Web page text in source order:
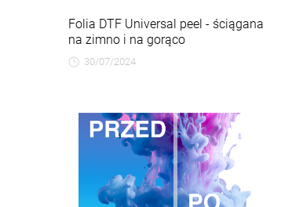
Folia DTF Universal peel - ściągana
na zimno i na gorąco
30/07/2024